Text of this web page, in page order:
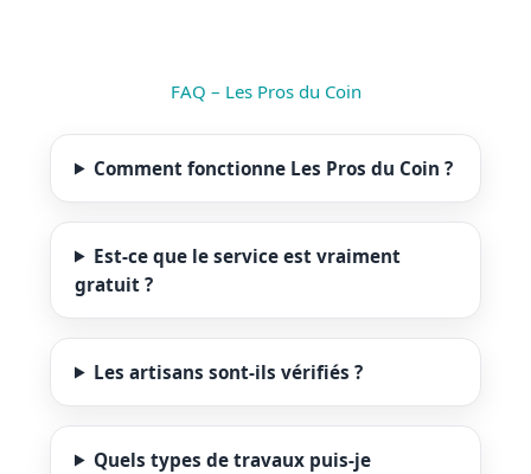
FAQ – Les Pros du Coin
Comment fonctionne Les Pros du Coin ?
Est-ce que le service est vraiment
gratuit ?
Les artisans sont-ils vérifiés ?
Quels types de travaux puis-je